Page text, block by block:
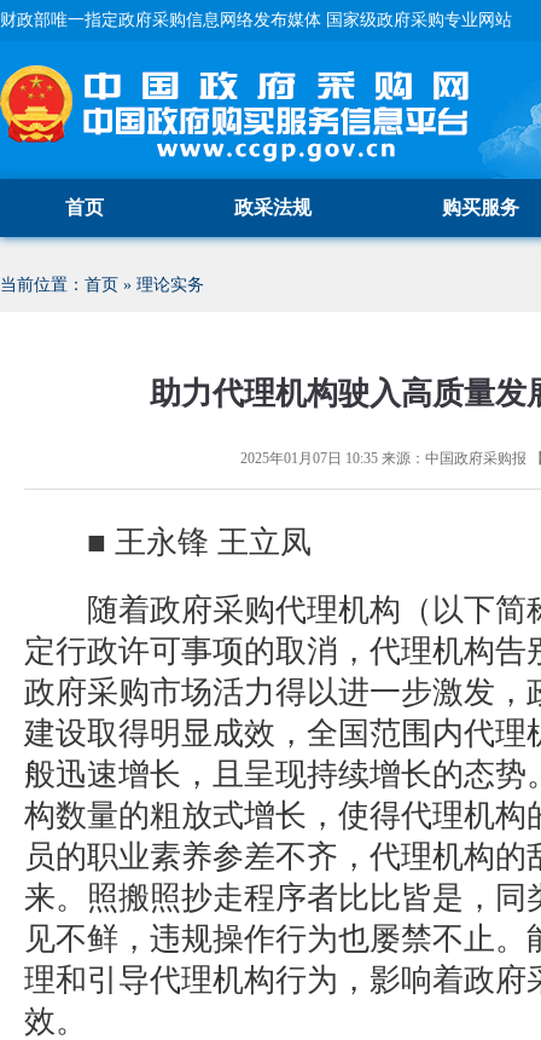
财政部唯一指定政府采购信息网络发布媒体 国家级政府采购专业网站
首页 政采法规 购买服务
当前位置： 首页 » 理论实务
助力代理机构驶入高质量发
2025年01月07日 10:35来源： 中国政府采购报
■ 王永锋 王立凤
随着政府采购代理机构（以下简
定行政许可事项的取消，代理机构告
政府采购市场活力得以进一步激发，
建设取得明显成效，全国范围内代理
般迅速增长，且呈现持续增长的态势
构数量的粗放式增长，使得代理机构
员的职业素养参差不齐，代理机构的
来。照搬照抄走程序者比比皆是，同
见不鲜，违规操作行为也屡禁不止
理和引导代理机构行为，影响着政府
效。